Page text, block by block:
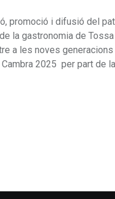
promoció i difusió del
la gastronomia de
a les noves
2025 per part de